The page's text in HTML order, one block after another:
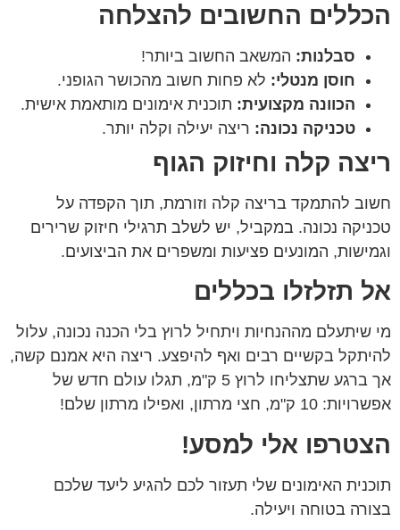
הכללים החשובים להצלחה
סבלנות: המשאב החשוב ביותר!
חוסן מנטלי: לא פחות חשוב מהכושר הגופני.
הכוונה מקצועית: תוכנית אימונים מותאמת אישית.
טכניקה נכונה: ריצה יעילה וקלה יותר.
ריצה קלה וחיזוק הגוף
חשוב להתמקד בריצה קלה וזורמת, תוך הקפדה על
טכניקה נכונה. במקביל, יש לשלב תרגילי חיזוק שרירים
וגמישות, המונעים פציעות ומשפרים את הביצועים.
אל תזלזלו בכללים
מי שיתעלם מההנחיות ויתחיל לרוץ בלי הכנה נכונה, עלול
להיתקל בקשיים רבים ואף להיפצע. ריצה היא אמנם קשה,
אך ברגע שתצליחו לרוץ 5 ק"מ, תגלו עולם חדש של
אפשרויות: 10 ק"מ, חצי מרתון, ואפילו מרתון שלם!
הצטרפו אלי למסע!
תוכנית האימונים שלי תעזור לכם להגיע ליעד שלכם
בצורה בטוחה ויעילה.